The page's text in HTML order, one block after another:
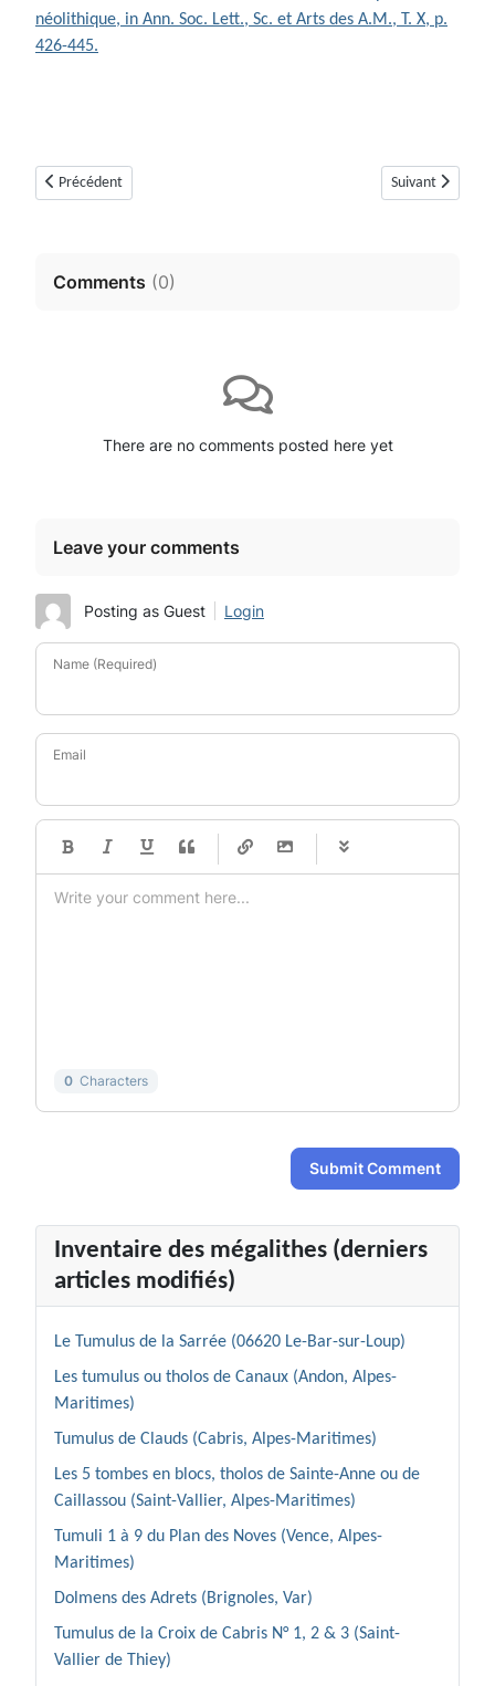
néolithique, in Ann. Soc. Lett., Sc. et Arts des A.M., T. X, p.
426-445.
Article précédent : Dolmen de Lou Serre Dinguille (Saint-Cézaire sur
Précédent Article suivant :
Suivant
Comments (0)
There are no comments posted here yet
Leave your comments
Posting as Guest Login
Name (Required)
Email
-
-
-
-
0 Characters
Submit Comment
Inventaire des mégalithes (derniers
articles modifiés)
Le Tumulus de la Sarrée (06620 Le-Bar-sur-Loup)
Les tumulus ou tholos de Canaux (Andon, Alpes-
Maritimes)
Tumulus de Clauds (Cabris, Alpes-Maritimes)
Les 5 tombes en blocs, tholos de Sainte-Anne ou de
Caillassou (Saint-Vallier, Alpes-Maritimes)
Tumuli 1 à 9 du Plan des Noves (Vence, Alpes-
Maritimes)
Dolmens des Adrets (Brignoles, Var)
Tumulus de la Croix de Cabris N° 1, 2 & 3 (Saint-
Vallier de Thiey)